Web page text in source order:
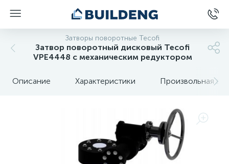
Затворы поворотные Tecofi
Затвор поворотный дисковый Tecofi
VPE4448 с механическим редуктором
Описание Характеристики Произвольная